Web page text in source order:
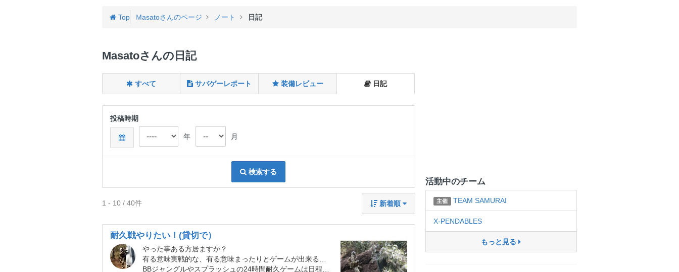
Top Masatoさんのページ ノート 日記
Masatoさんの日記
すべて サバゲーレポート 装備レビュー 日記
投稿時期
年 月
検索する
1 - 10 / 40件 新着順
耐久戦やりたい！(貸切で）
やった事ある方居ますか？
有る意味実戦的な、有る意味まったりとゲームが出来るのかな～と考えています。
BBジャングルやスプラッシュの24時間耐久ゲームは日程的に参加出来ませんが
活動中のチーム
主催 TEAM SAMURAI
X-PENDABLES
もっと見る